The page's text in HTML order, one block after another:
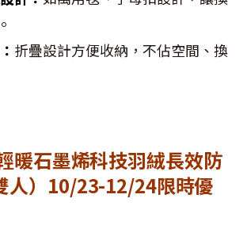
折疊設計方便收納，不佔空間、換
暖石墨烯科技羽絨長效防
人）10/23-12/24限時優